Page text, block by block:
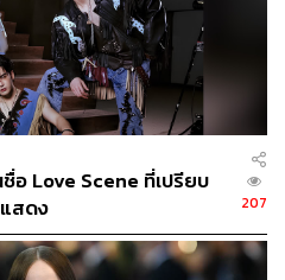
อ Love Scene ที่เปรียบ
สดง
207